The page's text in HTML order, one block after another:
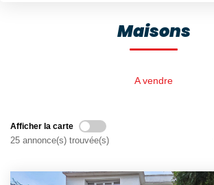
Toutes Les Agences
Nos Témoignages
Maisons
A vendre
Afficher la carte
25 annonce(s) trouvée(s)